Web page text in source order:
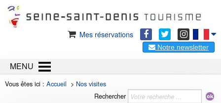
Mes réservations
Notre newsletter
MENU
Vous êtes ici : Accueil > Nos visites
Rechercher